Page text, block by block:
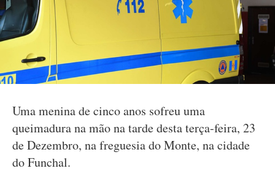
Uma menina de cinco anos sofreu uma
queimadura na mão na tarde desta terça-feira, 23
de Dezembro, na freguesia do Monte, na cidade
do Funchal.